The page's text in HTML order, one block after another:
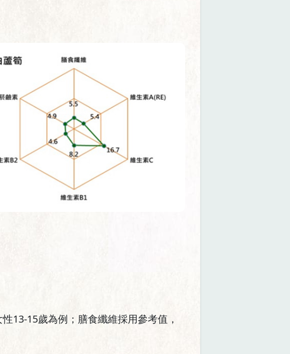
13-15歲為例；膳食纖維採用參考值，